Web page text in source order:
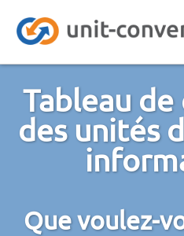
Tableau
des unités
Que voulez-